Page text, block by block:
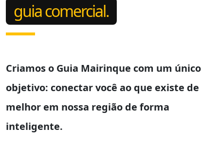
guia comercial.
Criamos o Guia Mairinque com um único
objetivo: conectar você ao que existe de
melhor em nossa região de forma
inteligente.